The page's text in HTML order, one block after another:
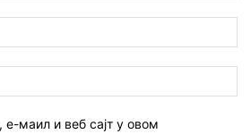
е-маил и веб сајт у овом